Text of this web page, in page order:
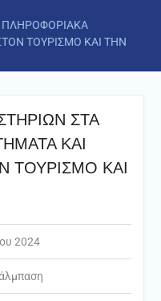
ΠΛΗΡΟΦΟΡΙΑΚΑ
ΤΟΥΡΙΣΜΟ ΚΑΙ ΤΗΝ
ΣΤΑ
ΚΑΙ
ΤΟΥΡΙΣΜΟ ΚΑΙ
2024